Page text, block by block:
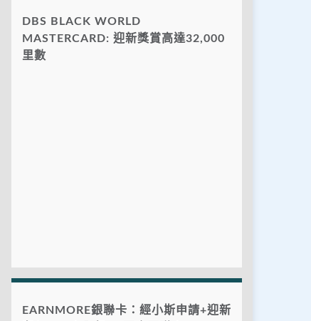
DBS BLACK WORLD
MASTERCARD: 迎新獎賞高達32,000
里數
EARNMORE銀聯卡：經小斯申請+迎新